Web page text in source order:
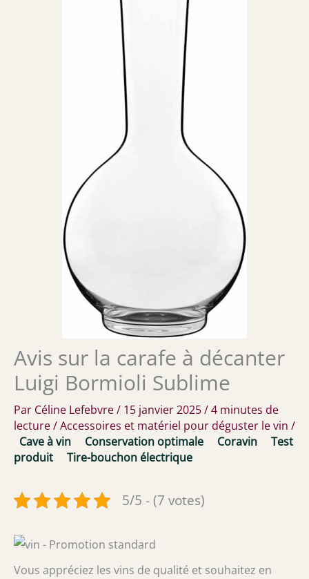
Avis sur la carafe à décanter
Luigi Bormioli Sublime
Par Céline Lefebvre/ 15 janvier 2025/4 minutes de
lecture/Accessoires et matériel pour déguster le vin /
Cave à vin
Conservation optimale Coravin
Test
produit
Tire-bouchon électrique
5/5 - (7 votes)
Vous appréciez les vins de qualité et souhaitez en